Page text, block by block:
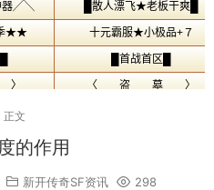
正文
的作用
新开传奇SF资讯 298